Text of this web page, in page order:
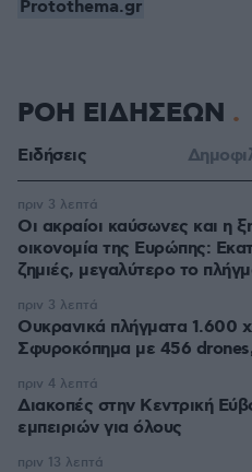
Protothema.gr
ΡΟΗ ΕΙΔΗΣΕΩΝ
Ειδήσεις
Οι ακραίοι καύσωνες και η
οικονομία της Ευρώπης:
ζημιές, μεγαλύτερο το
πριν 3 λεπτά
Ουκρανικά πλήγματα 1.600
Σφυροκόπημα με 456 drones,
πριν 3 λεπτά
Διακοπές στην Κεντρική
εμπειριών για όλους
πριν 4 λεπτά
πριν 13 λεπτά